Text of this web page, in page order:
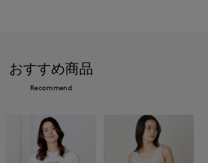
おすすめ商品
Recommend